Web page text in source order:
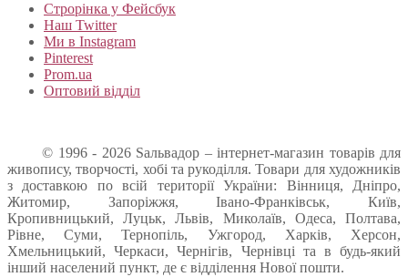
Строрінка у Фейсбук
Наш Twitter
Ми в Instagram
Pinterest
Prom.ua
Оптовий відділ
© 1996 - 2026 Sальвадор – інтернет-магазин товарів для
живопису, творчості, хобі та рукоділля. Товари для художників
з доставкою по всій території України: Вінниця, Дніпро,
Житомир, Запоріжжя, Івано-Франківськ, Київ,
Кропивницький, Луцьк, Львів, Миколаїв, Одеса, Полтава,
Рівне, Суми, Тернопіль, Ужгород, Харків, Херсон,
Хмельницький, Черкаси, Чернігів, Чернівці та в будь-який
інший населений пункт, де є відділення Нової пошти.